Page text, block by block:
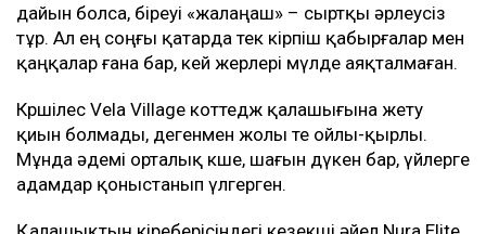
дайын болса, біреуі «жалаңаш» – сыртқы әрлеусіз
тұр. Ал ең соңғы қатарда тек кірпіш қабырғалар мен
қаңқалар ғана бар, кей жерлері мүлде аяқталмаған.
Көршілес Vela Village коттедж қалашығына жету
қиын болмады, дегенмен жолы өте ойлы-қырлы.
Мұнда әдемі орталық көше, шағын дүкен бар, үйлерге
адамдар қоныстанып үлгерген.